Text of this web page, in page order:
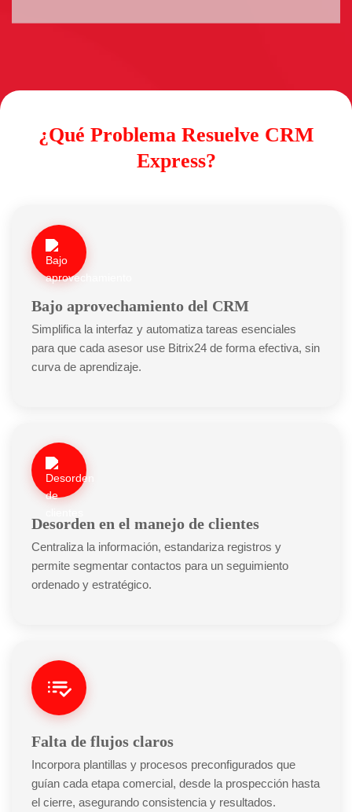
¿Qué Problema Resuelve CRM
Express?
Bajo aprovechamiento del CRM
Simplifica la interfaz y automatiza tareas esenciales
para que cada asesor use Bitrix24 de forma efectiva, sin
curva de aprendizaje.
Desorden en el manejo de clientes
Centraliza la información, estandariza registros y
permite segmentar contactos para un seguimiento
ordenado y estratégico.
Falta de flujos claros
Incorpora plantillas y procesos preconfigurados que
guían cada etapa comercial, desde la prospección hasta
el cierre, asegurando consistencia y resultados.